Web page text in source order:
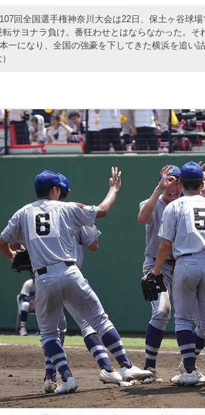
回全国選手権神奈川大会は22日、保土ヶ谷球
転サヨナラ負け。番狂わせとはならなかった。
一になり、全国の強豪を下してきた横浜を追い